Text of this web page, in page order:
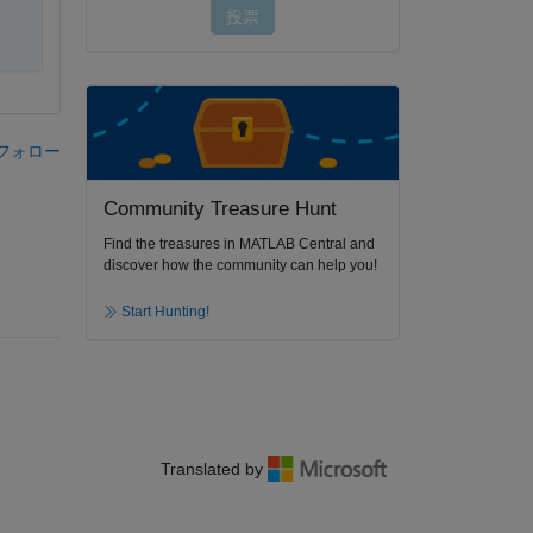
ォロー
Community Treasure Hunt
Find the treasures in MATLAB Central and
discover how the community can help you!
Start Hunting!
Translated by